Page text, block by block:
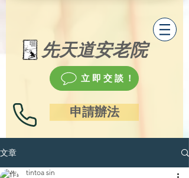
先天道安老院
立即交談！
申請辦法
文章
tintoa sin